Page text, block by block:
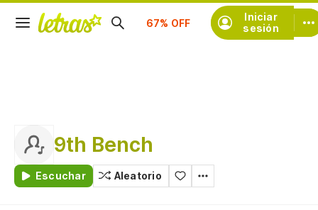
Iniciar
sesión
Suscríbete
9th Bench
Escuchar Aleatorio